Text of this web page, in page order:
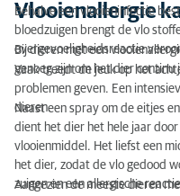
Vlooienallergie
Behalve een vlooieninfectie
bloedzuigen brengt de vlo
overgevoeligheidsreactie
Bij dieren met een
genoeg zijn om het dier continu
Vaak treedt de jeuk op het
problemen geven. Een
dieren.
Naast een spray om de eitjes
dient het dier het hele jaar
vlooienmiddel. Het liefst een
het dier, zodat de vlo gedood
zuigen en een allergische
Aangezien de meeste dieren